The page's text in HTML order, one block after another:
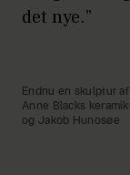
det nye.”
Endnu en skulptur
Anne Blacks
og Jakob Hunosøe